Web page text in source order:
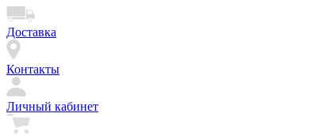
Доставка
Контакты
Личный кабинет